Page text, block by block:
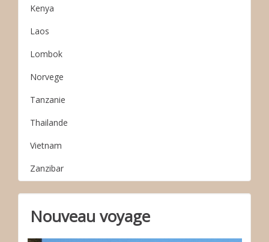
Kenya
Laos
Lombok
Norvege
Tanzanie
Thailande
Vietnam
Zanzibar
Nouveau voyage